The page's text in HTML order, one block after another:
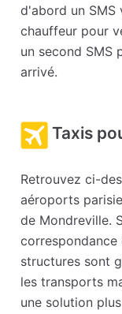
d'abord un
chauffeur pour
un second SMS
arrivé.
Taxis
Retrouvez ci-
aéroports
de Mondreville.
structures sont
les transports
une solution